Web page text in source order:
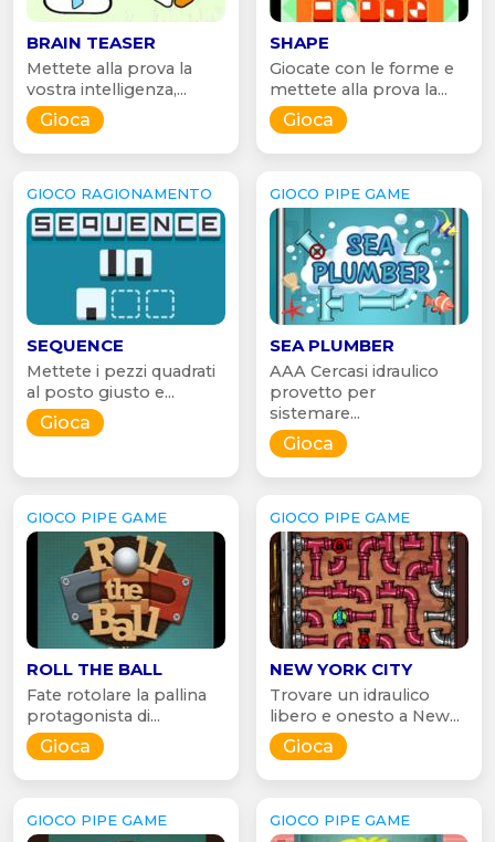
BRAIN TEASER
Mettete alla prova la
vostra intelligenza,...
Gioca
SHAPE
Giocate con le forme e
mettete alla prova la...
Gioca
GIOCO RAGIONAMENTO
SEQUENCE
Mettete i pezzi quadrati
al posto giusto e...
Gioca
GIOCO PIPE GAME
SEA PLUMBER
AAA Cercasi idraulico
provetto per
sistemare...
Gioca
GIOCO PIPE GAME
ROLL THE BALL
Fate rotolare la pallina
protagonista di...
Gioca
GIOCO PIPE GAME
NEW YORK CITY
Trovare un idraulico
libero e onesto a New...
Gioca
GIOCO PIPE GAME GIOCO PIPE GAME